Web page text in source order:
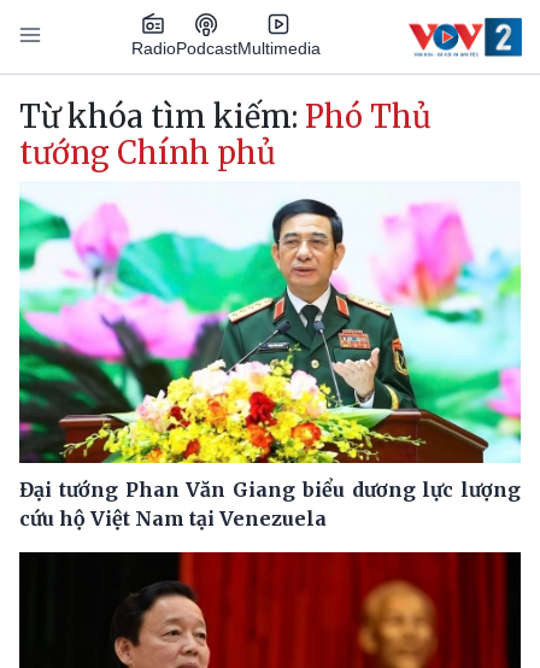
Nhảy đến nội dung
RadioPodcastMultimedia
Main navigation
Từ khóa tìm kiếm: Phó Thủ
tướng Chính phủ
Đại tướng Phan Văn Giang biểu dương lực lượng
cứu hộ Việt Nam tại Venezuela